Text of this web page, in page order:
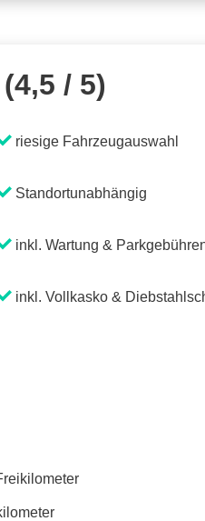
(4,5 / 5)
riesige Fahrzeugauswahl
Standortunabhängig
inkl. Wartung &
inkl. Vollkasko &